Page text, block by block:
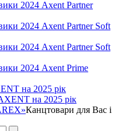
2024 Axent Partner
2024 Axent Partner Soft
2024 Axent Partner Soft
2024 Axent Prime
на 2025 рік
на 2025 рік
Канцтовари для Вас і